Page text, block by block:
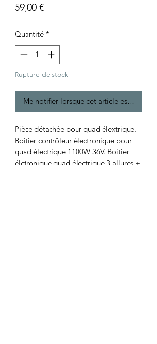
59,00 €Prix
Quantité *
Rupture de stock
Me notifier lorsque cet article est
Pièce détachée pour quad élextrique.
Boitier contrôleur électronique pour
quad électrique 1100W 36V. Boitier
élctronique quad électrique 3 allures +